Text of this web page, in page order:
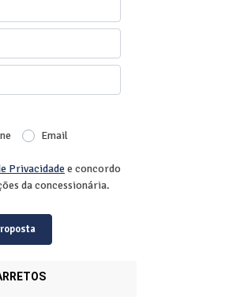
Email
Privacidadee concordo
da concessionária.